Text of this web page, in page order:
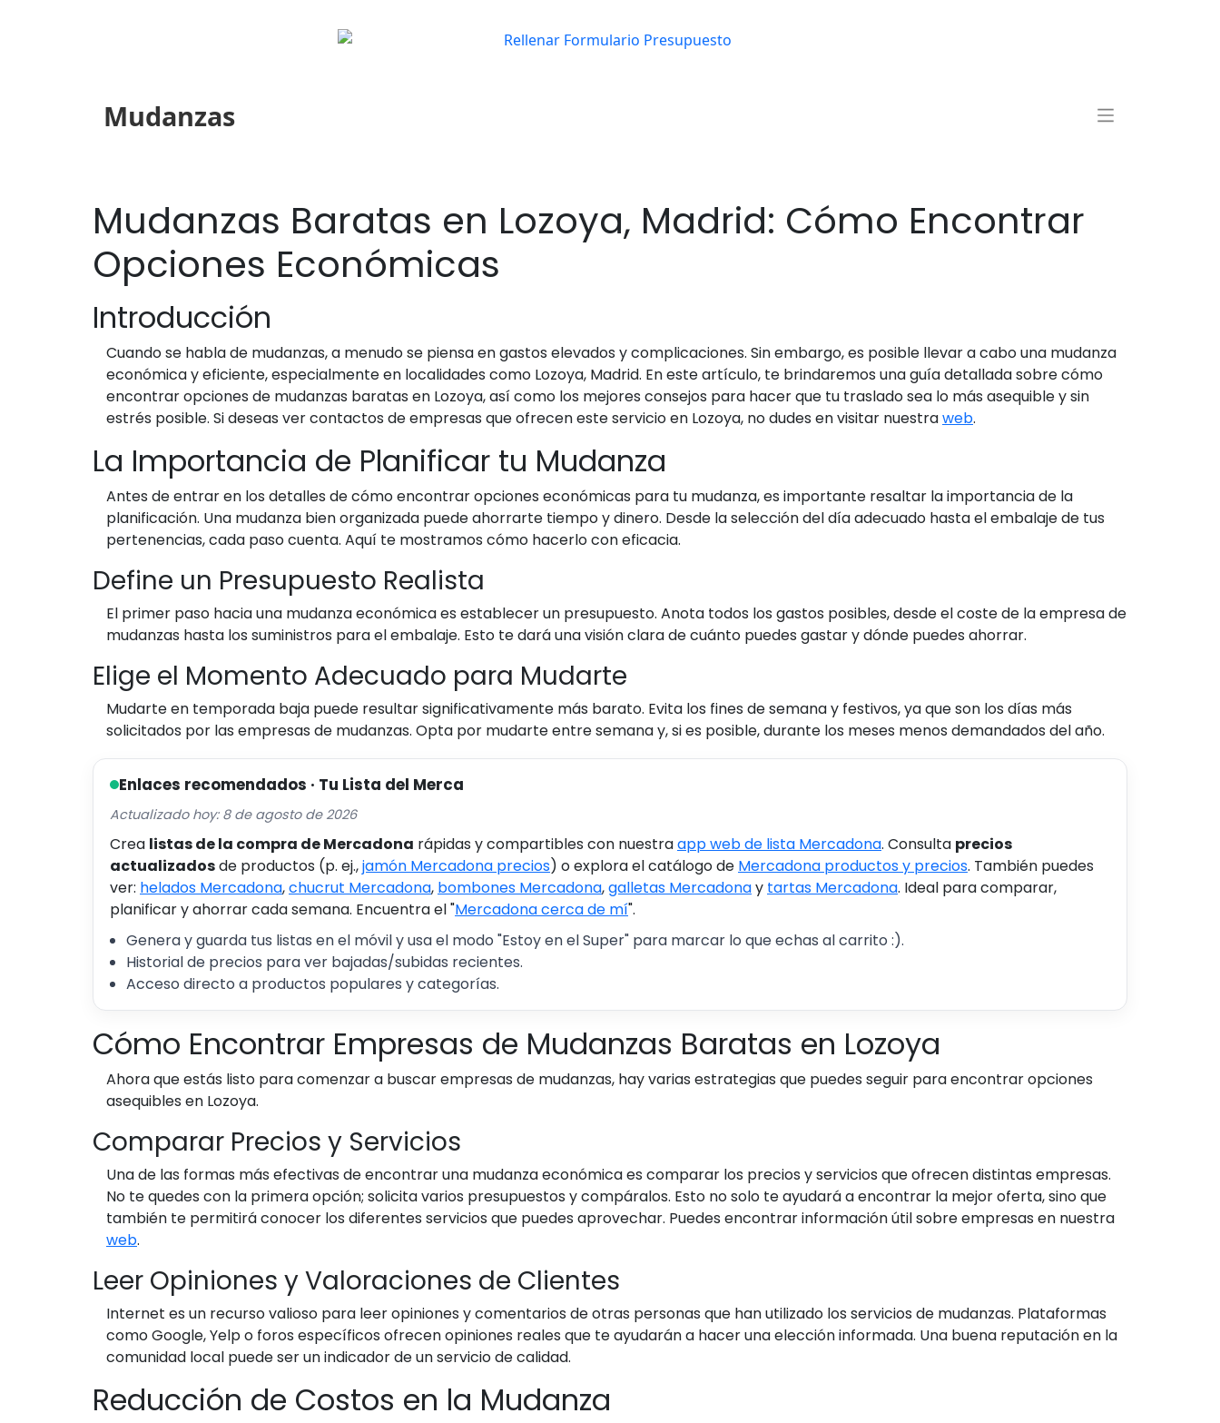
Mudanzas
Mudanzas Baratas en Lozoya, Madrid: Cómo Encontrar
Opciones Económicas
Introducción
Cuando se habla de mudanzas, a menudo se piensa en gastos elevados y complicaciones. Sin embargo, es posible llevar a cabo una mudanza
económica y eficiente, especialmente en localidades como Lozoya, Madrid. En este artículo, te brindaremos una guía detallada sobre cómo
encontrar opciones de mudanzas baratas en Lozoya, así como los mejores consejos para hacer que tu traslado sea lo más asequible y sin
estrés posible. Si deseas ver contactos de empresas que ofrecen este servicio en Lozoya, no dudes en visitar nuestraweb.
La Importancia de Planificar tu Mudanza
Antes de entrar en los detalles de cómo encontrar opciones económicas para tu mudanza, es importante resaltar la importancia de la
planificación. Una mudanza bien organizada puede ahorrarte tiempo y dinero. Desde la selección del día adecuado hasta el embalaje de tus
pertenencias, cada paso cuenta. Aquí te mostramos cómo hacerlo con eficacia.
Define un Presupuesto Realista
El primer paso hacia una mudanza económica es establecer un presupuesto. Anota todos los gastos posibles, desde el coste de la empresa de
mudanzas hasta los suministros para el embalaje. Esto te dará una visión clara de cuánto puedes gastar y dónde puedes ahorrar.
Elige el Momento Adecuado para Mudarte
Mudarte en temporada baja puede resultar significativamente más barato. Evita los fines de semana y festivos, ya que son los días más
solicitados por las empresas de mudanzas. Opta por mudarte entre semana y, si es posible, durante los meses menos demandados del año.
Enlaces recomendados · Tu Lista del Merca
Actualizado hoy: 8 de agosto de 2026
Crea listas de la compra de Mercadona rápidas y compartibles con nuestraapp web de lista Mercadona. Consulta precios
actualizadosde productos (p. ej.,jamón Mercadona precios) o explora el catálogo de Mercadona productos y precios. También puedes
ver: helados Mercadona,chucrut Mercadona, bombones Mercadona,galletas Mercadonay tartas Mercadona. Ideal para comparar,
planificar y ahorrar cada semana. Encuentra el "Mercadona cerca de mí".
Genera y guarda tus listas en el móvil y usa el modo "Estoy en el Super" para marcar lo que echas al carrito :).
Historial de precios para ver bajadas/subidas recientes.
Acceso directo a productos populares y categorías.
Cómo Encontrar Empresas de Mudanzas Baratas en Lozoya
Ahora que estás listo para comenzar a buscar empresas de mudanzas, hay varias estrategias que puedes seguir para encontrar opciones
asequibles en Lozoya.
Comparar Precios y Servicios
Una de las formas más efectivas de encontrar una mudanza económica es comparar los precios y servicios que ofrecen distintas empresas.
No te quedes con la primera opción; solicita varios presupuestos y compáralos. Esto no solo te ayudará a encontrar la mejor oferta, sino que
también te permitirá conocer los diferentes servicios que puedes aprovechar. Puedes encontrar información útil sobre empresas en nuestra
web.
Leer Opiniones y Valoraciones de Clientes
Internet es un recurso valioso para leer opiniones y comentarios de otras personas que han utilizado los servicios de mudanzas. Plataformas
como Google, Yelp o foros específicos ofrecen opiniones reales que te ayudarán a hacer una elección informada. Una buena reputación en la
comunidad local puede ser un indicador de un servicio de calidad.
Reducción de Costos en la Mudanza